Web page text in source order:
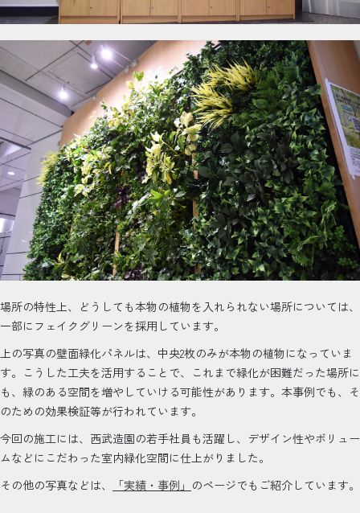
場所の特性上、どうしても本物の植物を入れられない場所については、
一部にフェイクグリーンを採用しています。
上の写真の壁面緑化パネルは、中央2枚のみが本物の植物になっていま
す。こうした工夫を活用することで、これまで緑化が困難だった場所に
も、緑のある空間を増やしていける可能性があります。本事例でも、そ
のための効果検証等が行われています。
今回の施工には、西武造園の若手社員も活躍し、デザイン性やボリュー
ムなどにこだわった室内緑化空間に仕上がりました。
その他の写真などは、
「実績・事例」 のページでもご紹介しています。